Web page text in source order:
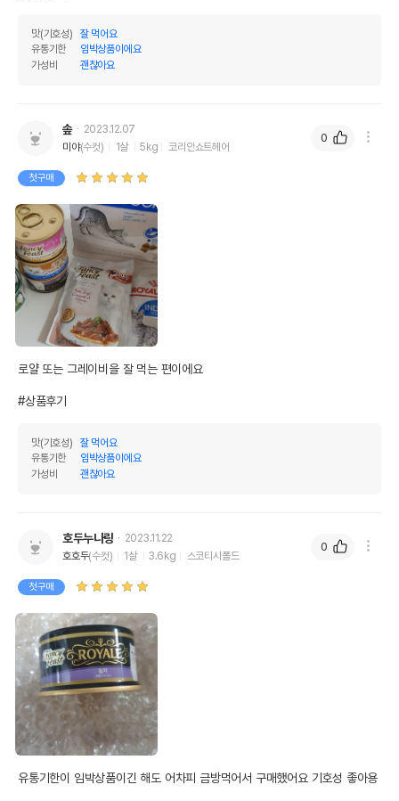
맛(기호성)
잘 먹어요
유통기한
임박상품이에요
가성비
괜찮아요
솦
2023.12.07
미야(수컷) 1살 5kg 코리안쇼트헤어
첫구매
로얄 또는 그레이비을 잘 먹는 편이에요
#상품후기
맛(기호성)
잘 먹어요
유통기한
임박상품이에요
가성비
괜찮아요
0
호두누나링
2023.11.22
호호두(수컷) 1살 3.6kg 스코티시폴드
첫구매
유통기한이 임박상품이긴 해도 어차피 금방먹어서 구매했어요 기호성 좋아용
0